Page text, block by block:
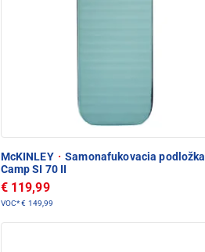
McKINLEY · Samonafukovacia podložka
Camp SI 70 II
€ 119,99
VOC*€ 149,99